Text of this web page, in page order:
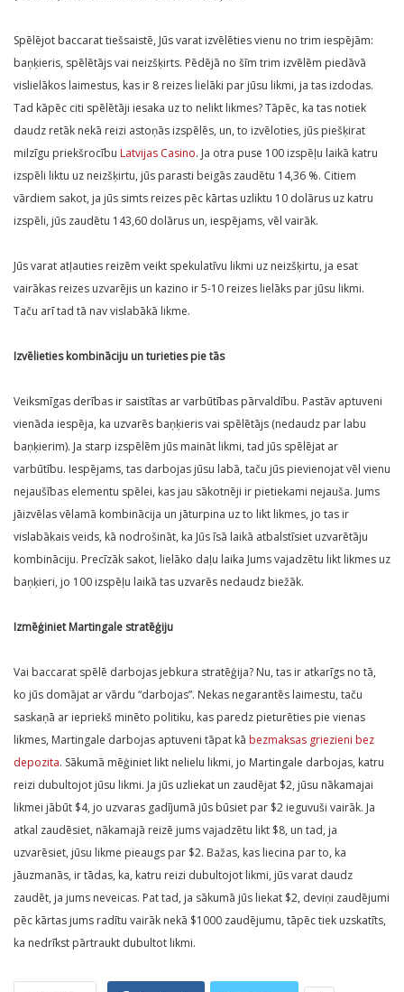
Spēlējot baccarat tiešsaistē, Jūs varat izvēlēties vienu no trim iespējām:
baņķieris, spēlētājs vai neizšķirts. Pēdējā no šīm trim izvēlēm piedāvā
vislielākos laimestus, kas ir 8 reizes lielāki par jūsu likmi, ja tas izdodas.
Tad kāpēc citi spēlētāji iesaka uz to nelikt likmes? Tāpēc, ka tas notiek
daudz retāk nekā reizi astoņās izspēlēs, un, to izvēloties, jūs piešķirat
milzīgu priekšrocību Latvijas Casino. Ja otra puse 100 izspēļu laikā katru
izspēli liktu uz neizšķirtu, jūs parasti beigās zaudētu 14,36 %. Citiem
vārdiem sakot, ja jūs simts reizes pēc kārtas uzliktu 10 dolārus uz katru
izspēli, jūs zaudētu 143,60 dolārus un, iespējams, vēl vairāk.
Jūs varat atļauties reizēm veikt spekulatīvu likmi uz neizšķirtu, ja esat
vairākas reizes uzvarējis un kazino ir 5-10 reizes lielāks par jūsu likmi.
Taču arī tad tā nav vislabākā likme.
Izvēlieties kombināciju un turieties pie tās
Veiksmīgas derības ir saistītas ar varbūtības pārvaldību. Pastāv aptuveni
vienāda iespēja, ka uzvarēs baņķieris vai spēlētājs (nedaudz par labu
baņķierim). Ja starp izspēlēm jūs maināt likmi, tad jūs spēlējat ar
varbūtību. Iespējams, tas darbojas jūsu labā, taču jūs pievienojat vēl vienu
nejaušības elementu spēlei, kas jau sākotnēji ir pietiekami nejauša. Jums
jāizvēlas vēlamā kombinācija un jāturpina uz to likt likmes, jo tas ir
vislabākais veids, kā nodrošināt, ka Jūs īsā laikā atbalstīsiet uzvarētāju
kombināciju. Precīzāk sakot, lielāko daļu laika Jums vajadzētu likt likmes uz
baņķieri, jo 100 izspēļu laikā tas uzvarēs nedaudz biežāk.
Izmēģiniet Martingale stratēģiju
Vai baccarat spēlē darbojas jebkura stratēģija? Nu, tas ir atkarīgs no tā,
ko jūs domājat ar vārdu “darbojas”. Nekas negarantēs laimestu, taču
saskaņā ar iepriekš minēto politiku, kas paredz pieturēties pie vienas
likmes, Martingale darbojas aptuveni tāpat kā bezmaksas griezieni bez
depozita. Sākumā mēģiniet likt nelielu likmi, jo Martingale darbojas, katru
reizi dubultojot jūsu likmi. Ja jūs uzliekat un zaudējat $2, jūsu nākamajai
likmei jābūt $4, jo uzvaras gadījumā jūs būsiet par $2 ieguvuši vairāk. Ja
atkal zaudēsiet, nākamajā reizē jums vajadzētu likt $8, un tad, ja
uzvarēsiet, jūsu likme pieaugs par $2. Bažas, kas liecina par to, ka
jāuzmanās, ir tādas, ka, katru reizi dubultojot likmi, jūs varat daudz
zaudēt, ja jums neveicas. Pat tad, ja sākumā jūs liekat $2, deviņi zaudējumi
pēc kārtas jums radītu vairāk nekā $1000 zaudējumu, tāpēc tiek uzskatīts,
ka nedrīkst pārtraukt dubultot likmi.